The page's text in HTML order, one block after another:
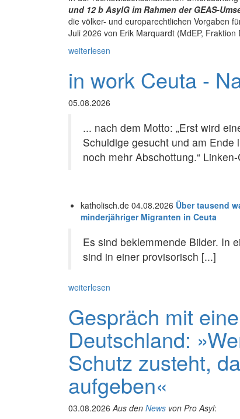
und 12 b AsylG im Rahmen der GEAS-
die völker- und europarechtlichen Vorgaben
Juli 2026 von Erik Marquardt (MdEP, Fraktion
weiterlesen
in work Ceuta -
05.08.2026
... nach dem Motto: „Erst wird
Schuldige gesucht und am
noch mehr Abschottung.“
katholisch.de 04.08.2026 Über tausend
minderjähriger Migranten in Ceuta
Es sind beklemmende Bilder. In
sind in einer provisorisch [...]
weiterlesen
Gespräch mit
Deutschland:
Schutz zusteht,
aufgeben«
03.08.2026Aus den News von Pro Asyl: